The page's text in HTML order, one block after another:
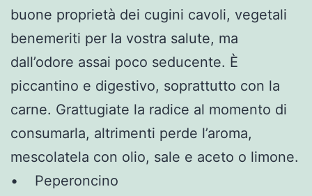
buone proprietà dei cugini cavoli, vegetali
benemeriti per la vostra salute, ma
dall’odore assai poco seducente. È
piccantino e digestivo, soprattutto con la
carne. Grattugiate la radice al momento di
consumarla, altrimenti perde l’aroma,
mescolatela con olio, sale e aceto o limone.
• Peperoncino